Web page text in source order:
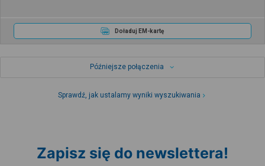
Doładuj EM-kartę
Późniejsze połączenia
Sprawdź, jak ustalamy wyniki wyszukiwania
Zapisz się do newslettera!